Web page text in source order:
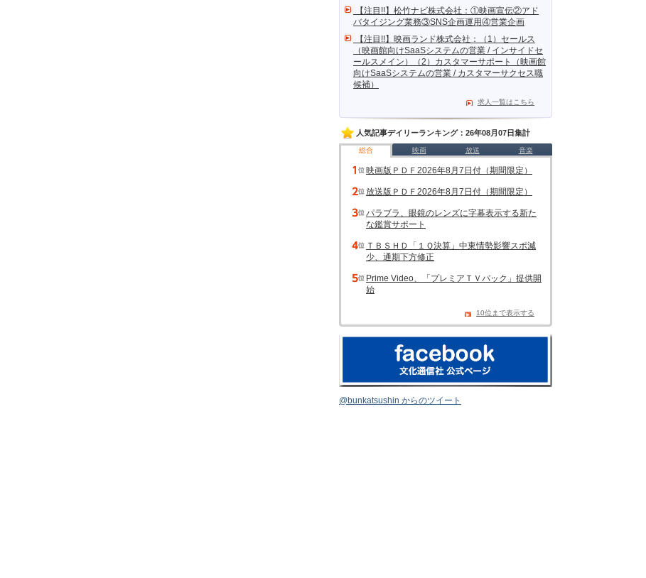
【注目!!】松竹ナビ株式会社：①映画宣伝②アド
バタイジング業務③SNS企画運用④営業企画
【注目!!】映画ランド株式会社：（1）セールス
（映画館向けSaaSシステムの営業 / インサイドセ
ールスメイン）（2）カスタマーサポート（映画館
向けSaaSシステムの営業 / カスタマーサクセス職
候補）
求人一覧はこちら
人気記事デイリーランキング：26年08月07日集計
総合 映画 放送 音楽
映画版ＰＤＦ2026年8月7日付（期間限定）
放送版ＰＤＦ2026年8月7日付（期間限定）
パラブラ、眼鏡のレンズに字幕表示する新た
な鑑賞サポート
ＴＢＳＨＤ「１Ｑ決算」中東情勢影響スポ減
少、通期下方修正
Prime Video、「プレミアＴＶパック」提供開
始
10位まで表示する
@bunkatsushin からのツイート